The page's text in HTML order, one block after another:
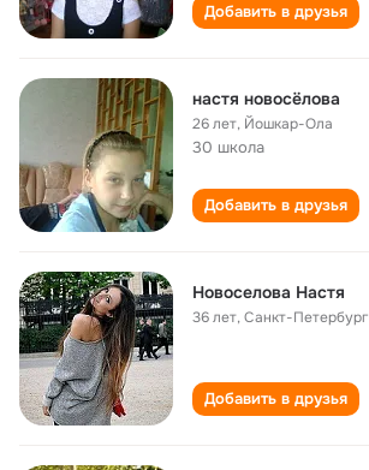
Добавить в друзья
настя новосёлова
26 лет, Йошкар-Ола
30 школа
Добавить в друзья
Новоселова Настя
36 лет,Санкт-Петербург
Добавить в друзья